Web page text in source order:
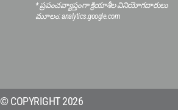
* ప్రపంచవ్యాప్తంగా క్రియాశీల వినియోగదారులు
మూలం: analytics.google.com
© COPYRIGHT 2026